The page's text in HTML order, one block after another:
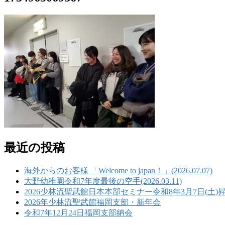
最近の投稿
海外からのお客様 「Welcome to japan！」(2026.07.07)
大野幼稚園令和7年度最後の空手(2026.03.11)
2026少林流聖武館日本本部セミナー令和8年3月7日(土)
2026年少林流聖武館福岡支部・新年会
令和7年12月24日福岡支部納会